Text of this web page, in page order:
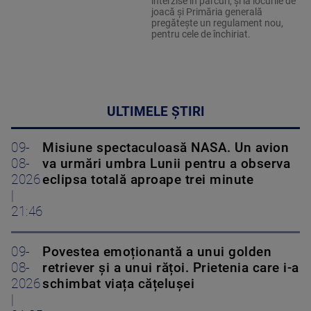
joacă și Primăria generală
pregătește un regulament nou,
pentru cele de închiriat.
ULTIMELE ȘTIRI
09-
08-
2026
|
21:46
Misiune spectaculoasă NASA. Un avion
va urmări umbra Lunii pentru a observa
eclipsa totală aproape trei minute
09-
08-
2026
|
Povestea emoționantă a unui golden
retriever și a unui rățoi. Prietenia care i-a
schimbat viața cățelușei